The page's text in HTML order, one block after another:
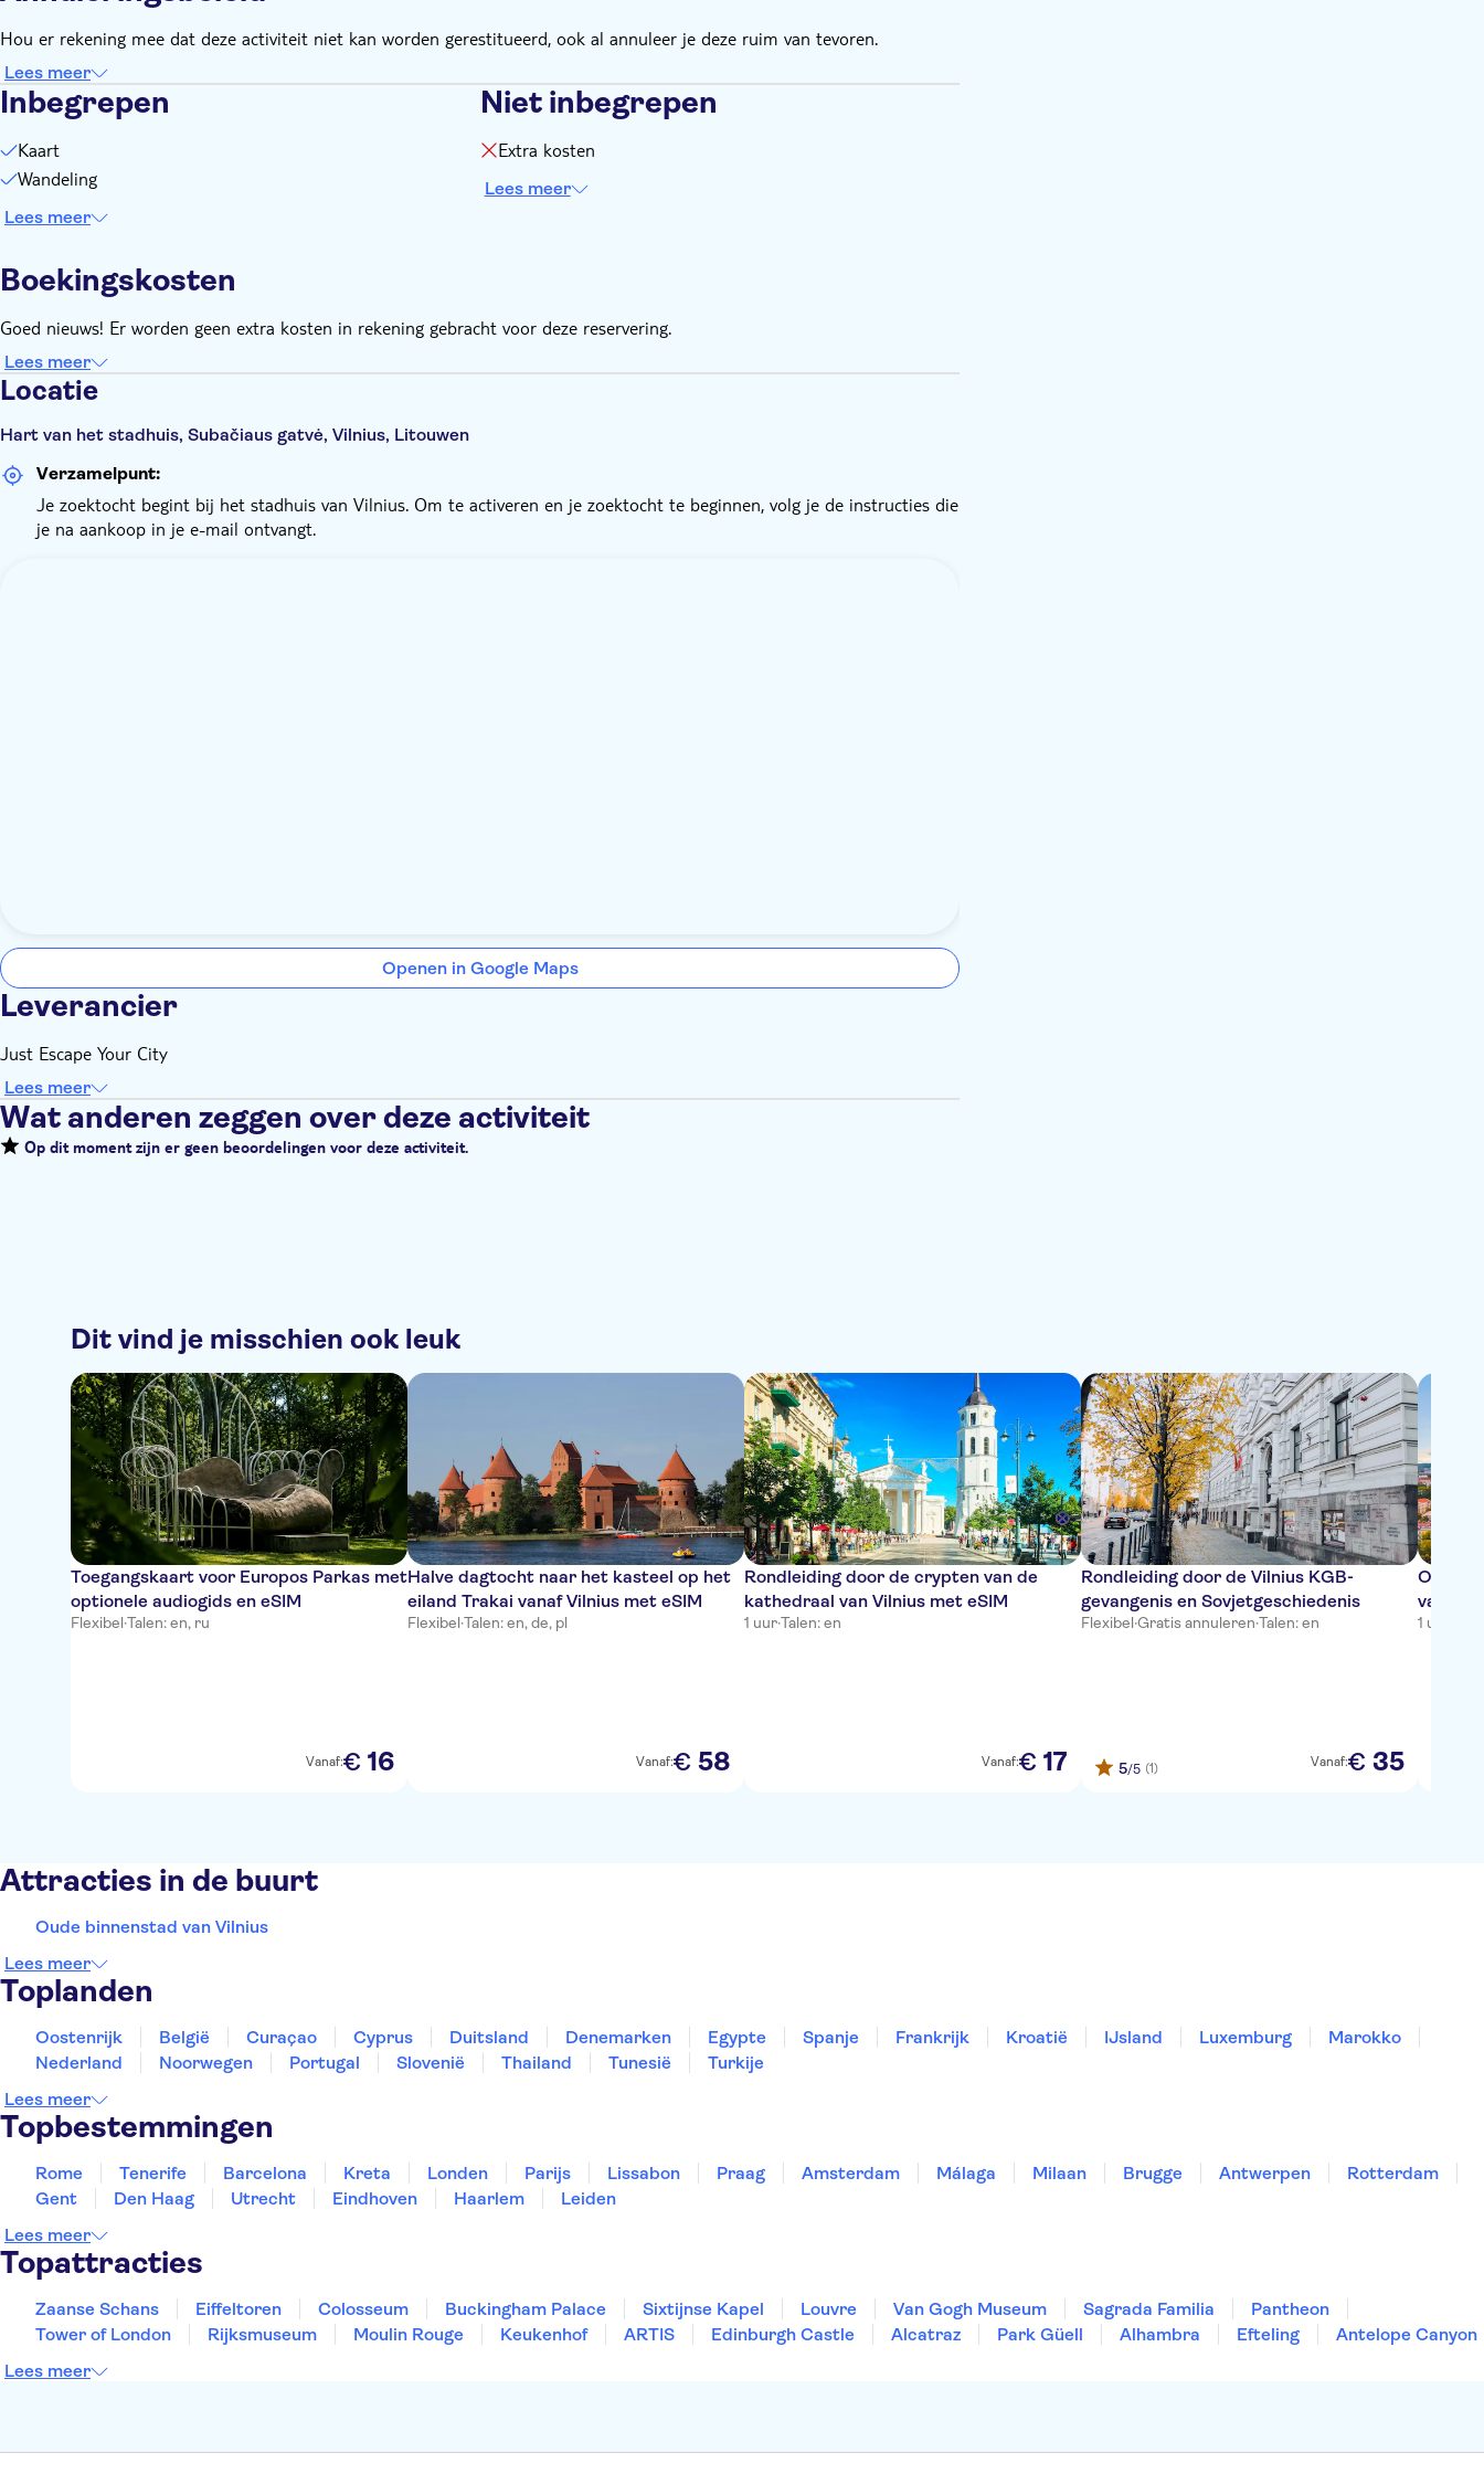
Hou er rekening mee dat deze activiteit niet kan worden gerestitueerd, ook al annuleer je deze ruim van tevoren.
Lees meer
Inbegrepen
Kaart
Wandeling
Lees meer
Niet inbegrepen
Extra kosten
Lees meer
Boekingskosten
Goed nieuws! Er worden geen extra kosten in rekening gebracht voor deze reservering.
Lees meer
Locatie
Hart van het stadhuis, Subačiaus gatvė, Vilnius, Litouwen
Verzamelpunt:
Je zoektocht begint bij het stadhuis van Vilnius. Om te activeren en je zoektocht te beginnen, volg je de instructies die
je na aankoop in je e-mail ontvangt.
Openen in Google Maps
Leverancier
Just Escape Your City
Lees meer
Wat anderen zeggen over deze activiteit
Op dit moment zijn er geen beoordelingen voor deze activiteit.
Dit vind je misschien ook leuk
Toegangskaart voor Europos Parkas met
optionele audiogids en eSIM
Flexibel·Talen: en, ru
Vanaf:€ 16
Halve dagtocht naar het kasteel op het
eiland Trakai vanaf Vilnius met eSIM
Flexibel·Talen: en, de, pl
Vanaf:€ 58
Rondleiding door de crypten van de
kathedraal van Vilnius met eSIM
1 uur·Talen: en
Vanaf:€ 17
Rondleiding door de Vilnius KGB-
gevangenis en Sovjetgeschiedenis
Flexibel·Gratis annuleren·Talen: en
5/5 (1) Vanaf:€ 35
Ontdek
vanaf
1 uur 30
Attracties in de buurt
Oude binnenstad van Vilnius
Lees meer
Toplanden
Oostenrijk België Curaçao Cyprus Duitsland Denemarken Egypte Spanje Frankrijk Kroatië IJsland Luxemburg
Marokko
Nederland
Noorwegen Portugal Slovenië Thailand Tunesië
Turkije
Lees meer
Topbestemmingen
Rome Tenerife Barcelona Kreta Londen Parijs Lissabon Praag Amsterdam Málaga Milaan Brugge Antwerpen
Rotterdam
Gent
Den Haag Utrecht Eindhoven Haarlem
Leiden
Lees meer
Topattracties
Zaanse Schans Eiffeltoren Colosseum Buckingham Palace Sixtijnse Kapel Louvre Van Gogh Museum Sagrada Familia
Pantheon
Tower of London
Rijksmuseum Moulin Rouge Keukenhof ARTIS Edinburgh Castle Alcatraz Park Güell Alhambra Efteling
Antelope Canyon
Lees meer